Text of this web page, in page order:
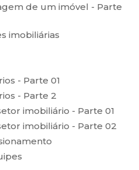
de um imóvel - Parte
imobiliárias
- Parte 01
- Parte 2
imobiliário - Parte 01
imobiliário - Parte 02